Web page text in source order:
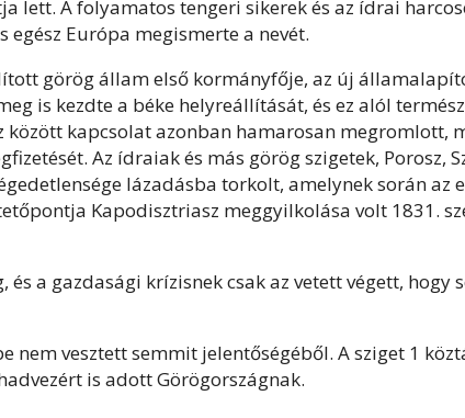
lett. A folyamatos tengeri sikerek és az ídrai
Európa megismerte a nevét.
görög állam első kormányfője, az új
is kezdte a béke helyreállítását, és ez alól
között kapcsolat azonban hamarosan megromlott,
Az ídraiak és más görög szigetek, Porosz,
lázadásba torkolt, amelynek során az
Kapodisztriasz meggyilkolása volt 1831.
a gazdasági krízisnek csak az vetett végett,
nem vesztett semmit jelentőségéből. A sziget 1
is adott Görögországnak.